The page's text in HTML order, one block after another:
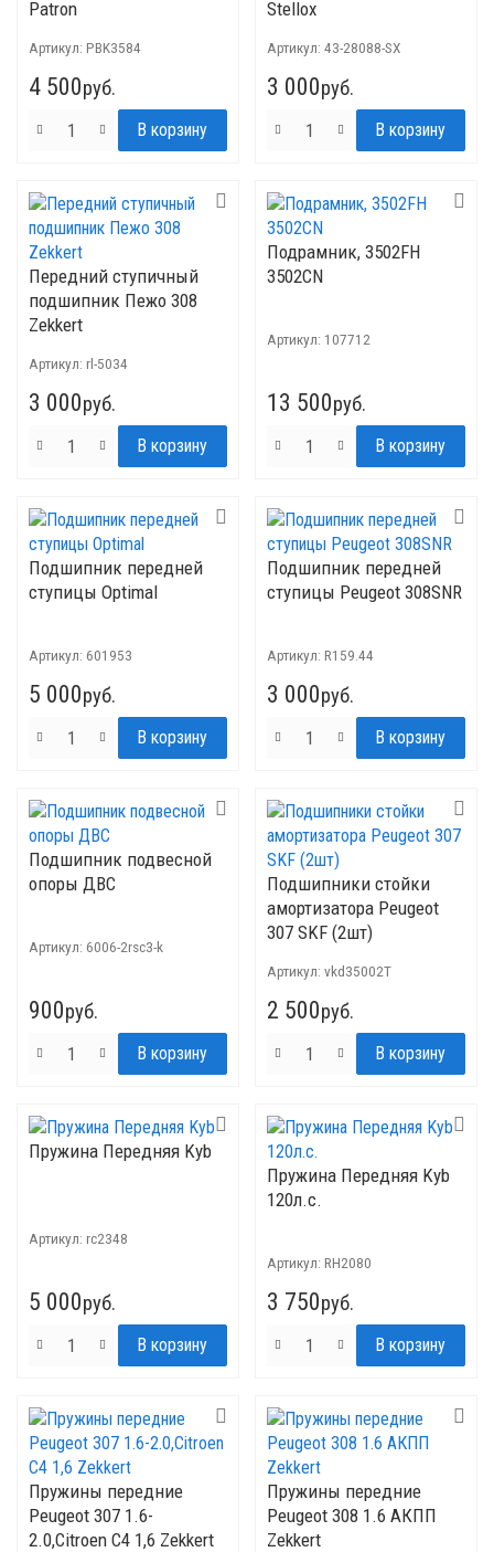
Patron
Артикул: PBK3584
4 500руб.
Stellox
Артикул: 43-28088-SX
3 000руб.
Передний ступичный
подшипник Пежо 308
Zekkert
Артикул: rl-5034
3 000руб.
Подрамник, 3502FH
3502CN
Артикул: 107712
13 500руб.
Подшипник передней
ступицы Optimal
Артикул: 601953
5 000руб.
Подшипник передней
ступицы Peugeot 308SNR
Артикул: R159.44
3 000руб.
Подшипник подвесной
опоры ДВС
Артикул: 6006-2rsc3-k
900руб.
Подшипники стойки
амортизатора Peugeot
307 SKF (2шт)
Артикул: vkd35002T
2 500руб.
Пружина Передняя Kyb
Артикул: rc2348
5 000руб.
Пружина Передняя Kyb
120л.с.
Артикул: RH2080
3 750руб.
Пружины передние
Peugeot 307 1.6-
2.0,Citroen C4 1,6 Zekkert
Пружины передние
Peugeot 308 1.6 АКПП
Zekkert